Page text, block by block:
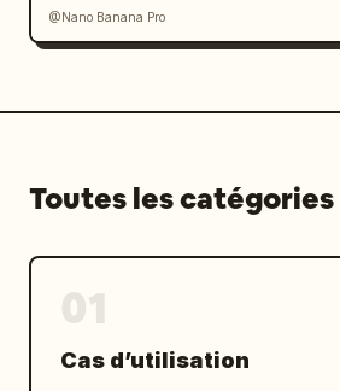
@Nano Banana Pro
Toutes les catégories
Cas d’utilisation